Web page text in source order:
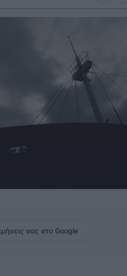
σας στο Google